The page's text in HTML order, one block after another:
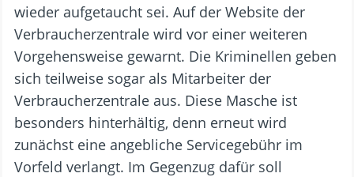
wieder aufgetaucht sei. Auf der Website der
Verbraucherzentrale wird vor einer weiteren
Vorgehensweise gewarnt. Die Kriminellen geben
sich teilweise sogar als Mitarbeiter der
Verbraucherzentrale aus. Diese Masche ist
besonders hinterhältig, denn erneut wird
zunächst eine angebliche Servicegebühr im
Vorfeld verlangt. Im Gegenzug dafür soll